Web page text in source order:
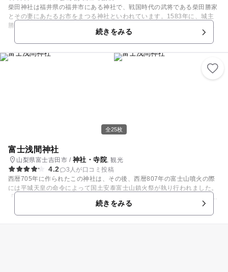
柴田神社は福井県の福井市にある神社で、戦国時代の武将である柴田勝家
とその妻にあたるお市をまつる神社といわれています。1583年に、城主
勝家が一族とともに命を絶つために火を放ち、築城して8年で焼失しまし
た。当時の城の中で、日本最大級といわれていた城だったことから幻の名
城ともいわれています。現在、神社には城の屋根の棟の端に置く大きなか
わらである鬼瓦などが保存されています。また、敷地内には柴田勝家像が
あります。柴田神社は、夫婦・兄妹・家族の絆を御神得とする、「絆の
続きをみる
全25枚
富士浅間神社
山梨県富士吉田市 / 神社・寺院 , 観光
4.2
3人が口コミ投稿
西暦705年に作られたこの神社は、その後、西暦807年の富士山噴火の際
には平城天皇の命令によって国土安泰富士山鎮火祭が執り行われました。
「このはなさくやひめのみこと」をはじめとする神々が祀られており、現
在災除け・家庭円満・安産・子育ての神として県外からも参拝に来る人が
多いです。子育て神木があるため、特に子育ての神として有名です。 富士
続きをみる